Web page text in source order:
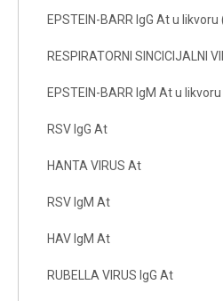
EPSTEIN-BARR IgG At u likvoru
RESPIRATORNI SINCICIJALNI
EPSTEIN-BARR IgM At u
RSV IgG At
HANTA VIRUS At
RSV IgM At
HAV IgM At
RUBELLA VIRUS IgG At